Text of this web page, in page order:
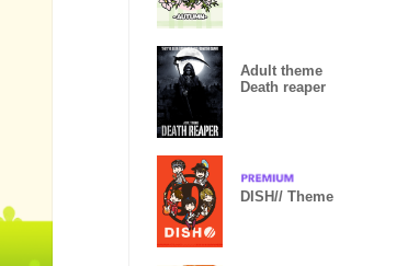
Adult theme
Death reaper
DISH// Theme